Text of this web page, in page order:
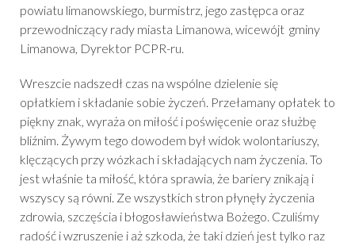
powiatu limanowskiego, burmistrz, jego zastępca oraz
przewodniczący rady miasta Limanowa, wicewójt gminy
Limanowa, Dyrektor PCPR-ru.
Wreszcie nadszedł czas na wspólne dzielenie się
opłatkiem i składanie sobie życzeń. Przełamany opłatek to
piękny znak, wyraża on miłość i poświęcenie oraz służbę
bliźnim. Żywym tego dowodem był widok wolontariuszy,
klęczących przy wózkach i składających nam życzenia. To
jest właśnie ta miłość, która sprawia, że bariery znikają i
wszyscy są równi. Ze wszystkich stron płynęły życzenia
zdrowia, szczęścia i błogosławieństwa Bożego. Czuliśmy
radość i wzruszenie i aż szkoda, że taki dzień jest tylko raz